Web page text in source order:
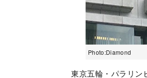
Photo:Diamond
東京五輪・パラリン